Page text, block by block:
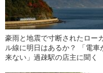
豪雨と地震で寸断されたロー
ル線に明日はあるか？ 「電車
来ない」過疎駅の店主に聞く